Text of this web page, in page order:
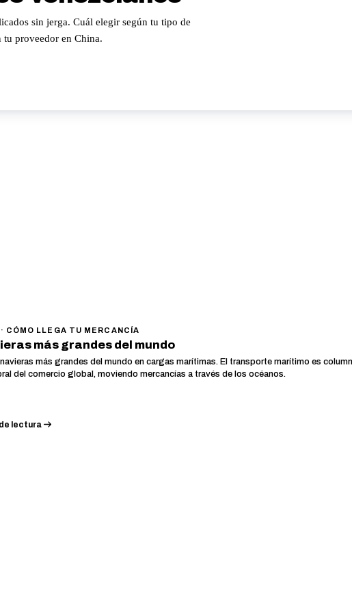
sin jerga. Cuál elegir según tu tipo de
tu proveedor en China.
· CÓMO LLEGA TU MERCANCÍA
más grandes del mundo
más grandes del mundo en cargas marítimas. El transporte marítimo es
del comercio global, moviendo mercancías a través de los océanos.
lectura